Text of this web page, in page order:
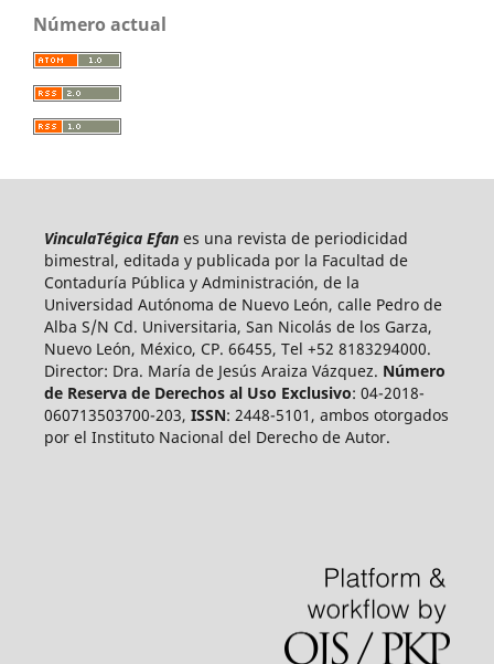
Número actual
VinculaTégica Efanes una revista de periodicidad
bimestral, editada y publicada por la Facultad de
Contaduría Pública y Administración, de la
Universidad Autónoma de Nuevo León, calle Pedro de
Alba S/N Cd. Universitaria, San Nicolás de los Garza,
Nuevo León, México, CP. 66455, Tel +52 8183294000.
Director: Dra. María de Jesús Araiza Vázquez. Número
de Reserva de Derechos al Uso Exclusivo: 04-2018-
060713503700-203, ISSN: 2448-5101, ambos otorgados
por el Instituto Nacional del Derecho de Autor.